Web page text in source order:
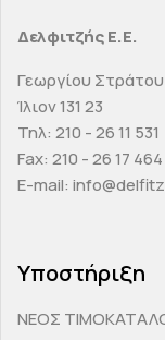
Δελφιτζής Ε.Ε.
Γεωργίου Στράτου
Ίλιον 131 23
Τηλ: 210 - 26 11
Fax: 210 - 26 17 464
E-mail:
Υποστήριξη
ΝΕΟΣ